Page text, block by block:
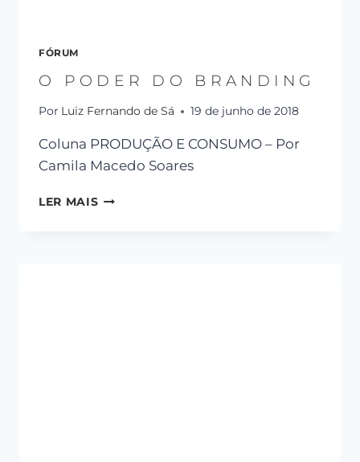
FÓRUM
O PODER DO BRANDING
Por Luiz Fernando de Sá 19 de junho de 2018
Coluna PRODUÇÃO E CONSUMO – Por
Camila Macedo Soares
LER MAIS